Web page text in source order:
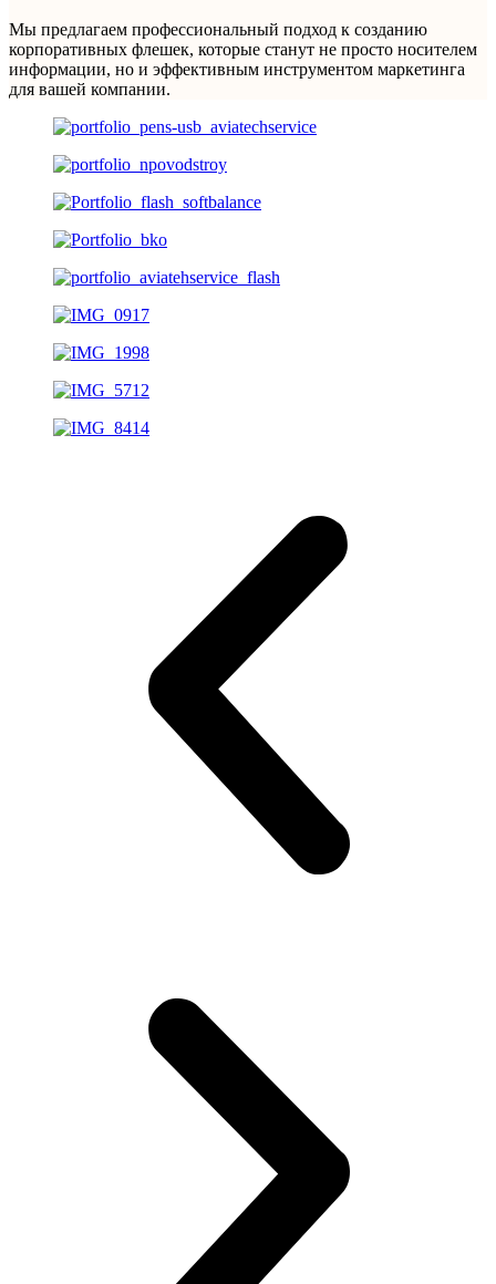
Мы предлагаем профессиональный подход к созданию
корпоративных флешек, которые станут не просто носителем
информации, но и эффективным инструментом маркетинга
для вашей компании.